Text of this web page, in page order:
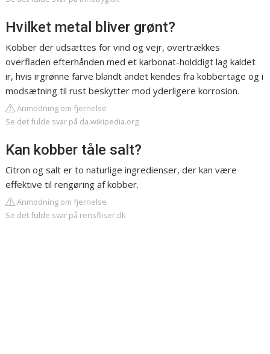
Hvilket metal bliver grønt?
Kobber der udsættes for vind og vejr, overtrækkes
overfladen efterhånden med et karbonat-holddigt lag kaldet
ir, hvis irgrønne farve blandt andet kendes fra kobbertage og i
modsætning til rust beskytter mod yderligere korrosion.
Anmodning om fjernelse
Se det fulde svar på da.wikipedia.org
Kan kobber tåle salt?
Citron og salt er to naturlige ingredienser, der kan være
effektive til rengøring af kobber.
Anmodning om fjernelse
Se det fulde svar på rensfliser.dk